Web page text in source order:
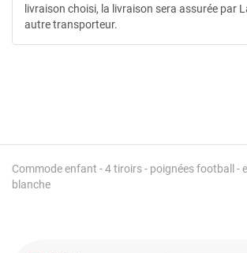
Commode enfant - 4 tiroirs - poignées football -
blanche
livraison choisi, la livraison sera assurée par
autre transporteur.